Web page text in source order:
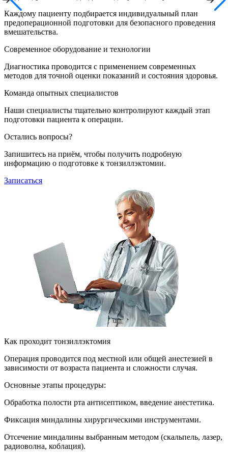
Каждому пациенту подбирается индивидуальный план
предоперационной подготовки для безопасного проведения
вмешательства.
Современное оборудование и технологии
Диагностика проводится с применением современных
методов для точной оценки показаний и состояния здоровья.
Команда опытных специалистов
Наши специалисты тщательно контролируют каждый этап
подготовки пациента к операции.
Остались вопросы?
Запишитесь на приём, чтобы получить подробную
информацию о подготовке к тонзиллэктомии.
Записаться
Как проходит тонзиллэктомия
Операция проводится под местной или общей анестезией в
зависимости от возраста пациента и сложности случая.
Основные этапы процедуры:
Обработка полости рта антисептиком, введение анестетика.
Фиксация миндалины хирургическими инструментами.
Отсечение миндалины выбранным методом (скальпель, лазер,
радиоволна, коблация).